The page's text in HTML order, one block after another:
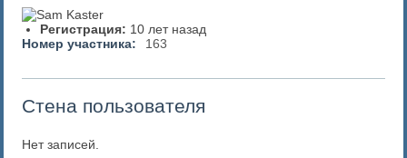
Регистрация: 10 лет назад
Номер участника:
163
Стена пользователя
Нет записей.